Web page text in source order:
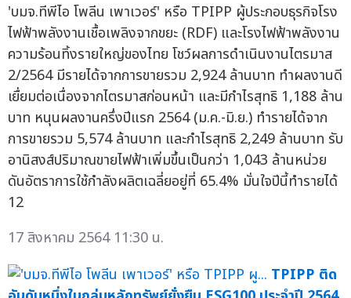
'บมจ.ทีพีไอ โพลีน เพาเวอร์' หรือ TPIPP ผู้ประกอบธุรกิจโรง
ไฟฟ้าพลังงานเชื้อเพลิงจากขยะ (RDF) และโรงไฟฟ้าพลังงาน
ความร้อนทิ้งรายใหญ่ของไทย โชว์ผลการดำเนินงานไตรมาส
2/2564 มีรายได้จากการขายรวม 2,924 ล้านบาท ทำผลงานดี
เยื่ยมต่อเนื่องจากไตรมาสก่อนหน้า และมีกำไรสุทธิ 1,188 ล้าน
บาท หนุนผลงานครึ่งปีแรก 2564 (ม.ค.-มิ.ย.) ทำรายได้จาก
การขายรวม 5,574 ล้านบาท และกำไรสุทธิ 2,249 ล้านบาท รับ
อานิสงส์ปริมาณขายไฟฟ้าเพิ่มขึ้นเป็นกว่า 1,043 ล้านหน่วย
ดันอัตราการใช้กำลังผลิตเฉลี่ยอยู่ที่ 65.4% มั่นใจปีนี้ทำรายได้
12
17 สิงหาคม 2564 11:30 น.
TPIPP ติด